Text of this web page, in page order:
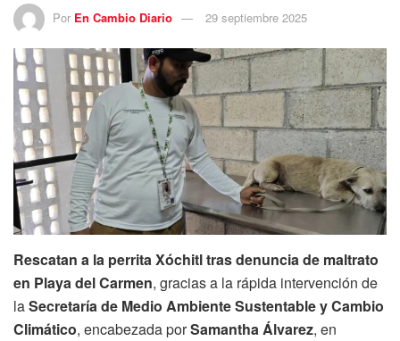
Por En Cambio Diario 29 septiembre 2025
Rescatan a la perrita Xóchitl tras denuncia de maltrato
en Playa del Carmen, gracias a la rápida intervención de
laSecretaría de Medio Ambiente Sustentable y Cambio
Climático, encabezada porSamantha Álvarez, en